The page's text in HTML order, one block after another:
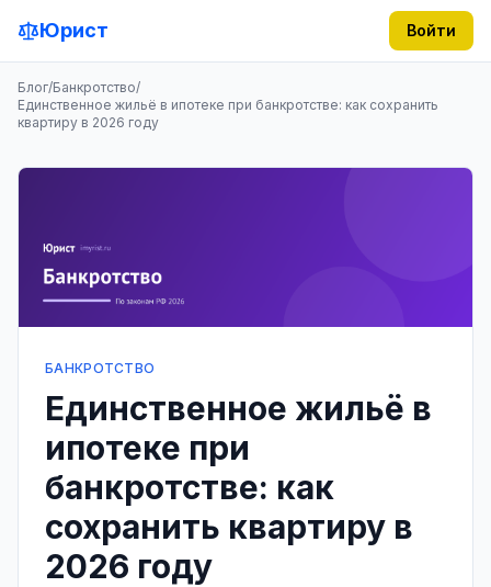
Юрист Войти
Блог/Банкротство/
Единственное жильё в ипотеке при банкротстве: как сохранить
квартиру в 2026 году
БАНКРОТСТВО
Единственное жильё в
ипотеке при
банкротстве: как
сохранить квартиру в
2026 году